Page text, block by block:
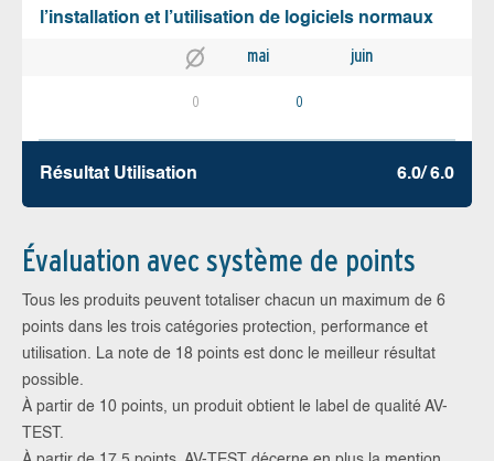
l’installation et l’utilisation de logiciels normaux
mai juin
0 0
Résultat Utilisation 6.0/ 6.0
Évaluation avec système de points
Tous les produits peuvent totaliser chacun un maximum de 6
points dans les trois catégories protection, performance et
utilisation. La note de 18 points est donc le meilleur résultat
possible.
À partir de 10 points, un produit obtient le label de qualité AV-
TEST.